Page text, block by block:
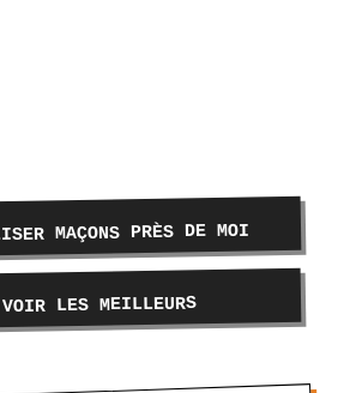
MAÇONS PRÈS DE MOI
VOIR LES MEILLEURS